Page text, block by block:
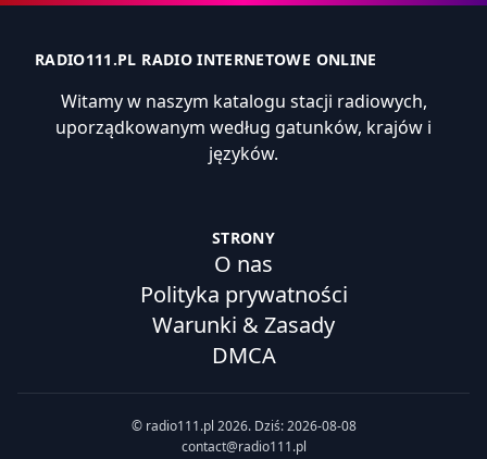
RADIO111.PL RADIO INTERNETOWE ONLINE
Witamy w naszym katalogu stacji radiowych,
uporządkowanym według gatunków, krajów i
języków.
STRONY
O nas
Polityka prywatności
Warunki & Zasady
DMCA
© radio111.pl 2026. Dziś: 2026-08-08
contact@radio111.pl